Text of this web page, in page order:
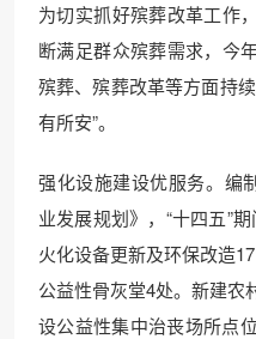
为切实抓好殡葬改革工作
断满足群众殡葬需求，今
殡葬、殡葬改革等方面持
有所安”。
强化设施建设优服务。编
业发展规划》，“十四五”
火化设备更新及环保改造
公益性骨灰堂4处。新建农
设公益性集中治丧场所点